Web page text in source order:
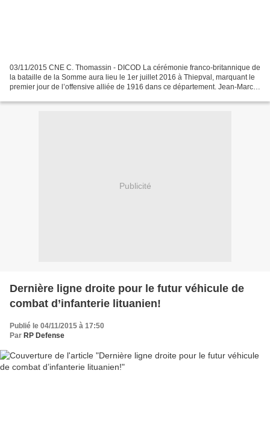
03/11/2015 CNE C. Thomassin - DICOD La cérémonie franco-britannique de
la bataille de la Somme aura lieu le 1er juillet 2016 à Thiepval, marquant le
premier jour de l’offensive alliée de 1916 dans ce département. Jean-Marc
Publicité
Dernière ligne droite pour le futur véhicule de
combat d’infanterie lituanien!
Publié le 04/11/2015 à 17:50
Par RP Defense